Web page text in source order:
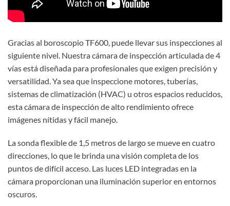
Gracias al boroscopio TF600, puede llevar sus inspecciones al
siguiente nivel. Nuestra cámara de inspección articulada de 4
vías está diseñada para profesionales que exigen precisión y
versatilidad. Ya sea que inspeccione motores, tuberías,
sistemas de climatización (HVAC) u otros espacios reducidos,
esta cámara de inspección de alto rendimiento ofrece
imágenes nítidas y fácil manejo.
La sonda flexible de 1,5 metros de largo se mueve en cuatro
direcciones, lo que le brinda una visión completa de los
puntos de difícil acceso. Las luces LED integradas en la
cámara proporcionan una iluminación superior en entornos
oscuros.